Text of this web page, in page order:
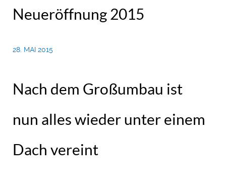
Neueröffnung 2015
28. MAI 2015
Nach dem Großumbau ist
nun alles wieder unter einem
Dach vereint